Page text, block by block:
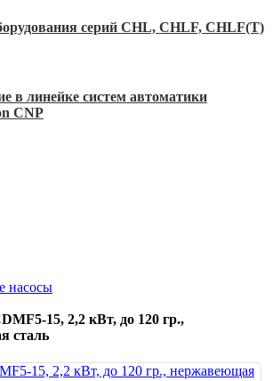
серий CHL, CHLF, CHLF(T)
в линейке систем автоматики
CNP
насосы
15, 2,2 кВт, до 120 гр.,
cталь